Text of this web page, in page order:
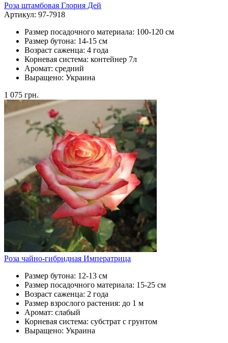
Роза штамбовая Глория Дей
Артикул: 97-7918
Размер посадочного материала: 100-120 см
Размер бутона: 14-15 см
Возраст саженца: 4 года
Корневая система: контейнер 7л
Аромат: средний
Выращено: Украина
1 075 грн.
Роза чайно-гибридная Императрица
Размер бутона: 12-13 см
Размер посадочного материала: 15-25 см
Возраст саженца: 2 года
Размер взрослого растения: до 1 м
Аромат: слабый
Корневая система: субстрат с грунтом
Выращено: Украина